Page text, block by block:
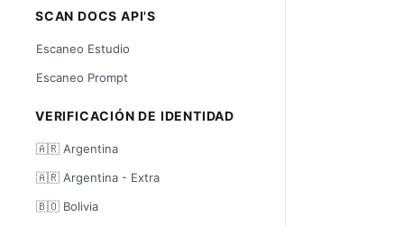
SCAN DOCS API'S
Escaneo Estudio
Escaneo Prompt
VERIFICACIÓN DE IDENTIDAD
🇦🇷 Argentina
🇦🇷 Argentina - Extra
🇧🇴 Bolivia